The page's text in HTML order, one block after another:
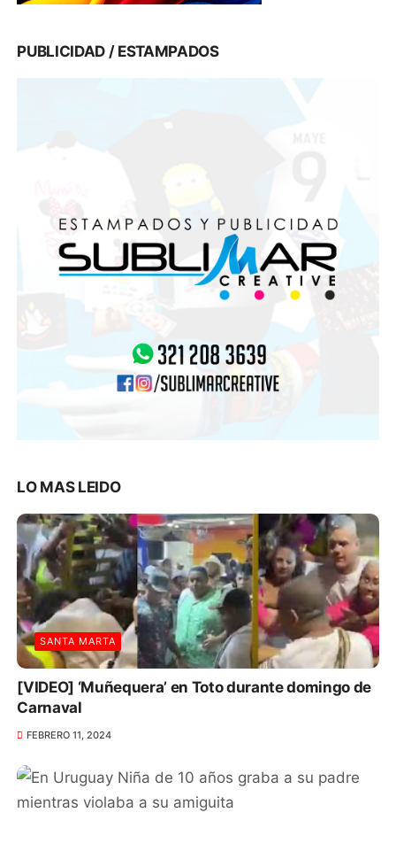
PUBLICIDAD / ESTAMPADOS
LO MAS LEIDO
SANTA MARTA
[VIDEO] ‘Muñequera’ en Toto durante domingo de
Carnaval
FEBRERO 11, 2024